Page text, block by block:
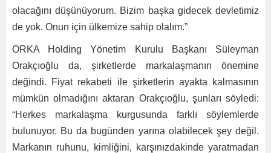
olacağını düşünüyorum. Bizim başka gidecek devletimiz
de yok. Onun için ülkemize sahip olalım.”
ORKA Holding Yönetim Kurulu Başkanı Süleyman
Orakçıoğlu da, şirketlerde markalaşmanın önemine
değindi. Fiyat rekabeti ile şirketlerin ayakta kalmasının
mümkün olmadığını aktaran Orakçıoğlu, şunları söyledi:
“Herkes markalaşma kurgusunda farklı söylemlerde
bulunuyor. Bu da bugünden yarına olabilecek şey değil.
Markanın ruhunu, kimliğini, karşınızdakinde yaratmadan